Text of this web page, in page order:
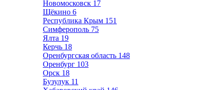
Новомосковск 17
Щёкино 6
Республика Крым 151
Симферополь 75
Ялта 19
Керчь 18
Оренбургская область 148
Оренбург 103
Орск 18
Бузулук 11